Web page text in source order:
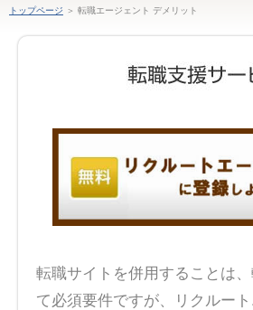
トップページ ＞ 転職エージェント デメリット
転職サイトを併用することは
て必須要件ですが、リクルー